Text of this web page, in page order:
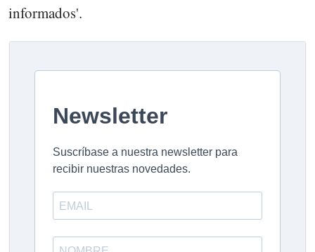
informados'.